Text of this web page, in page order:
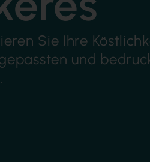
Sie Ihre
und